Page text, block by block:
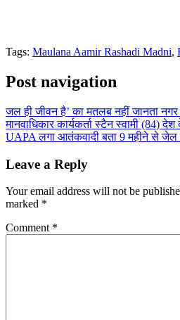
Tags: Maulana Aamir Rashadi Madni,
Post navigation
जल ही जीवन है’ का मतलब नहीं जानता नगर
मानवाधिकार कार्यकर्ता स्टैन स्वामी (84)
UAPA लगा आतंकवादी बता 9 महीने से जेल
Leave a Reply
Your email address will not be
marked *
Comment *